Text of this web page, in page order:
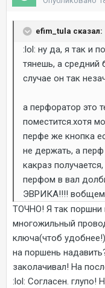
efim_tula сказал:
:lol: ну да, я так и
тянешь, а средний
случае он так
а перфоратор это
поместится.хотя
перфе же кнопка
не держать, а
какраз
перфом в вал
ЭВРИКА!!!! вобщем
ТОЧНО! Я так поршни
многожильный
ключа(чтоб
на поршень
заколачивал! На
:lol: Согласен.